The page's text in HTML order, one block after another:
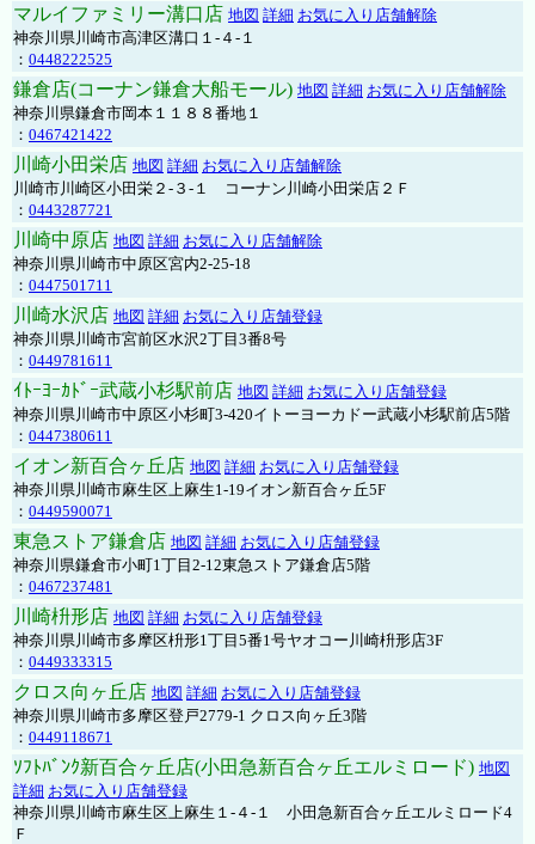
マルイファミリー溝口店 地図 詳細 お気に入り店舗解除
神奈川県川崎市高津区溝口１-４-１
： 0448222525
鎌倉店(コーナン鎌倉大船モール) 地図 詳細 お気に入り店舗解除
神奈川県鎌倉市岡本１１８８番地１
： 0467421422
川崎小田栄店 地図 詳細 お気に入り店舗解除
川崎市川崎区小田栄２‐３‐１ コーナン川崎小田栄店２Ｆ
： 0443287721
川崎中原店 地図 詳細 お気に入り店舗解除
神奈川県川崎市中原区宮内2-25-18
： 0447501711
川崎水沢店 地図 詳細 お気に入り店舗登録
神奈川県川崎市宮前区水沢2丁目3番8号
： 0449781611
ｲﾄｰﾖｰｶﾄﾞｰ武蔵小杉駅前店 地図 詳細 お気に入り店舗登録
神奈川県川崎市中原区小杉町3-420イトーヨーカドー武蔵小杉駅前店5階
： 0447380611
イオン新百合ヶ丘店 地図 詳細 お気に入り店舗登録
神奈川県川崎市麻生区上麻生1-19イオン新百合ヶ丘5F
： 0449590071
東急ストア鎌倉店 地図 詳細 お気に入り店舗登録
神奈川県鎌倉市小町1丁目2-12東急ストア鎌倉店5階
： 0467237481
川崎枡形店 地図 詳細 お気に入り店舗登録
神奈川県川崎市多摩区枡形1丁目5番1号ヤオコー川崎枡形店3F
： 0449333315
クロス向ヶ丘店 地図 詳細 お気に入り店舗登録
神奈川県川崎市多摩区登戸2779-1 クロス向ヶ丘3階
： 0449118671
ｿﾌﾄﾊﾞﾝｸ新百合ヶ丘店(小田急新百合ヶ丘エルミロード) 地図
詳細 お気に入り店舗登録
神奈川県川崎市麻生区上麻生１-４-１ 小田急新百合ヶ丘エルミロード4
Ｆ